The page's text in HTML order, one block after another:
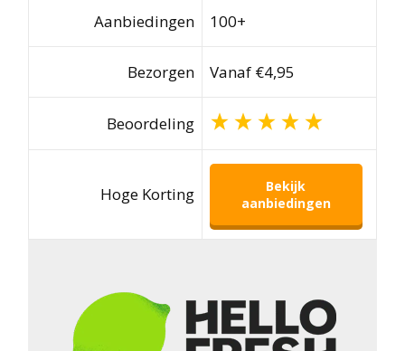
Aanbiedingen 100+
Bezorgen Vanaf €4,95
Beoordeling
Hoge Korting
Bekijk
aanbiedingen